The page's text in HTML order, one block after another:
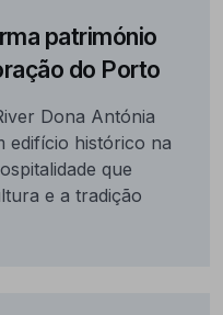
património
do Porto
Dona Antónia
edifício histórico na
que
e a tradição